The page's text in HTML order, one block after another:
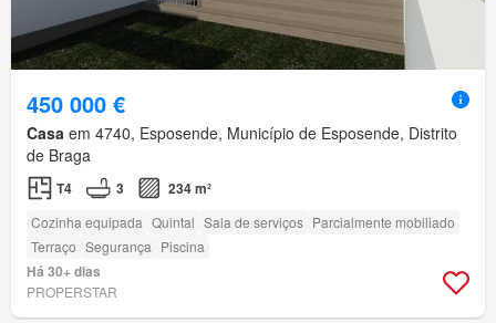
450 000 €
Casa em 4740, Esposende, Município de Esposende, Distrito
de Braga
T4 3 234 m²
Cozinha equipada Quintal Sala de serviços Parcialmente mobiliado
Terraço Segurança Piscina
Há 30+ dias
PROPERSTAR